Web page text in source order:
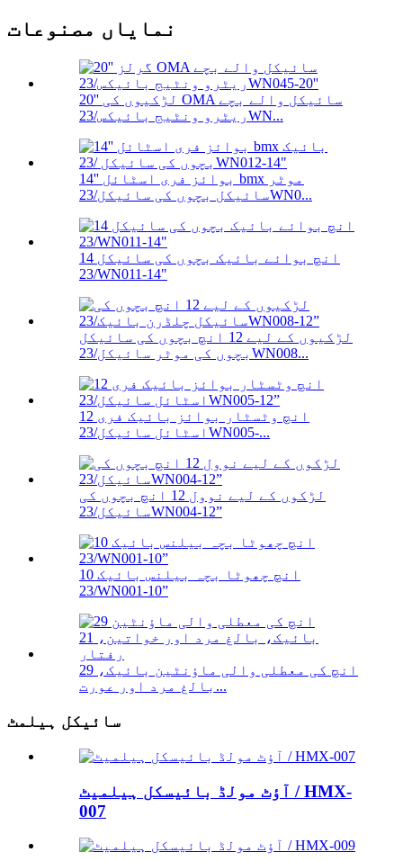
نمایاں مصنوعات
20'' لڑکیوں کی OMA سائیکل والے بچے
ریٹرو ونٹیج بائیکس/23WN...
14'' بوائز فری اسٹائل bmx موٹر
سائیکل بچوں کی سائیکل/23WN0...
14 انچ بوائے بائیک بچوں کی سائیکل
/23WN011-14"
لڑکیوں کے لیے 12 انچ بچوں کی سائیکل
بچوں کی موٹر سائیکل/23WN008...
12 انچ وٹسٹار بوائز بائیک فری
اسٹائل سائیکل/23WN005-...
لڑکوں کے لیے نوول 12 انچ بچوں کی
سائیکل/23WN004-12”
10 انچ چھوٹا بچہ بیلنس بائیک
/23WN001-10”
29 انچ کی معطلی والی ماؤنٹین بائیک،
بالغ مرد اور عورت...
سائیکل ہیلمٹ
آؤٹ مولڈ بائیسکل ہیلمیٹ / HMX-
007